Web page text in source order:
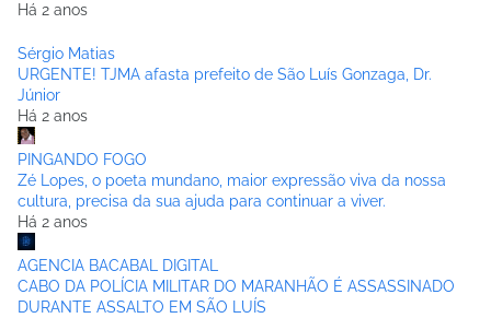
Há 2 anos
Sérgio Matias
URGENTE! TJMA afasta prefeito de São Luís Gonzaga, Dr.
Júnior
Há 2 anos
PINGANDO FOGO
Zé Lopes, o poeta mundano, maior expressão viva da nossa
cultura, precisa da sua ajuda para continuar a viver.
Há 2 anos
AGENCIA BACABAL DIGITAL
CABO DA POLÍCIA MILITAR DO MARANHÃO É ASSASSINADO
DURANTE ASSALTO EM SÃO LUÍS